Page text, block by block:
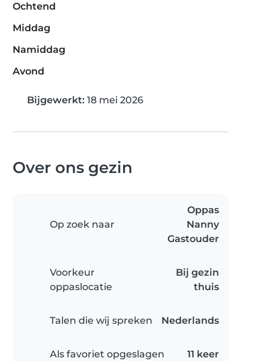
Ochtend
Middag
Namiddag
Avond
Bijgewerkt: 18 mei 2026
Over ons gezin
Op zoek naar
Oppas
Nanny
Gastouder
Voorkeur
oppaslocatie
Bij gezin
thuis
Talen die wij spreken Nederlands
Als favoriet opgeslagen 11 keer